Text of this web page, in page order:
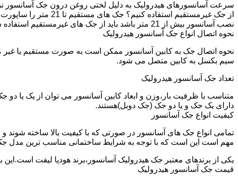
سرعت آسانسورهای هیدرولیک به دلیل لختی روغن درون جک آسانسور
نصب آسانسور بیش از 21 متر باشد باید از جک های غیرمستقیم استفاده شود.
نحوه اتصال انواع جک آسانسور هیدرولیک
نحوه اتصال جک به کابین آسانسور ممکن است به صورت مستقیم یا
سیم بکسل به کابین متصل می شود.
تعداد جک آسانسور هیدرولیک
متناسب با ظرفیت بار،وزن و ابعاد کابین آسانسور می توان از یک یا
دارای یک جک و یا دو جک (جک دوبل)هستند.
کیفیت انواع جک آسانسور
تمامی انواع جک های آسانسور در صورتی که با کیفیت بالا ساخته شوند
مهم است این است که با توجه به شرایط ساختمانی مناسب ترین مدل
یکی از برندهای معتبر جک هیدرولیک آسانسور،برند هودپا لیفت
قیمت جک آسانسور هیدرولیک